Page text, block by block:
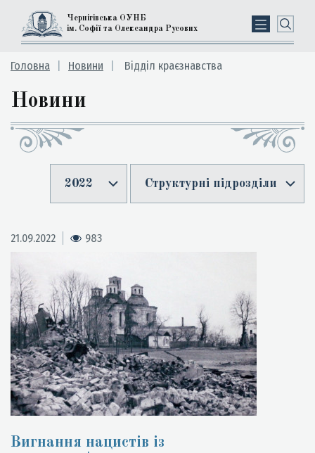
Чернігівська ОУНБ
ім. Софії та Олександра Русових
Головна Новини Відділ краєзнавства
Новини
2022 Структурні підрозділи
21.09.2022 983
Вигнання нацистів із